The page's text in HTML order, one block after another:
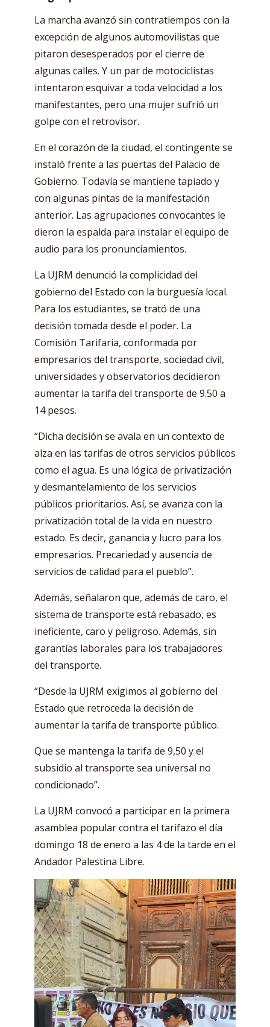
La marcha avanzó sin contratiempos con la
excepción de algunos automovilistas que
pitaron desesperados por el cierre de
algunas calles. Y un par de motociclistas
intentaron esquivar a toda velocidad a los
manifestantes, pero una mujer sufrió un
golpe con el retrovisor.
En el corazón de la ciudad, el contingente se
instaló frente a las puertas del Palacio de
Gobierno. Todavía se mantiene tapiado y
con algunas pintas de la manifestación
anterior. Las agrupaciones convocantes le
dieron la espalda para instalar el equipo de
audio para los pronunciamientos.
La UJRM denunció la complicidad del
gobierno del Estado con la burguesía local.
Para los estudiantes, se trató de una
decisión tomada desde el poder. La
Comisión Tarifaria, conformada por
empresarios del transporte, sociedad civil,
universidades y observatorios decidieron
aumentar la tarifa del transporte de 9.50 a
14 pesos.
“Dicha decisión se avala en un contexto de
alza en las tarifas de otros servicios públicos
como el agua. Es una lógica de privatización
y desmantelamiento de los servicios
públicos prioritarios. Así, se avanza con la
privatización total de la vida en nuestro
estado. Es decir, ganancia y lucro para los
empresarios. Precariedad y ausencia de
servicios de calidad para el pueblo”.
Además, señalaron que, además de caro, el
sistema de transporte está rebasado, es
ineficiente, caro y peligroso. Además, sin
garantías laborales para los trabajadores
del transporte.
“Desde la UJRM exigimos al gobierno del
Estado que retroceda la decisión de
aumentar la tarifa de transporte público.
Que se mantenga la tarifa de 9,50 y el
subsidio al transporte sea universal no
condicionado”.
La UJRM convocó a participar en la primera
asamblea popular contra el tarifazo el día
domingo 18 de enero a las 4 de la tarde en el
Andador Palestina Libre.